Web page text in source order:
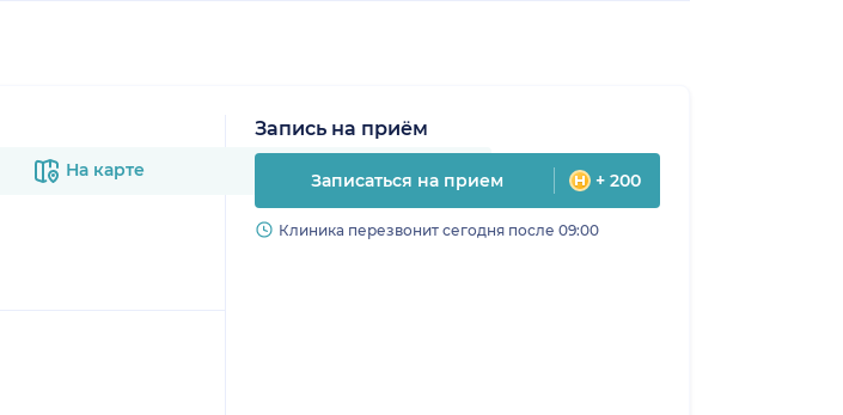
На карте
Запись на приём
Записаться на прием + 200
Клиника перезвонит сегодня после 09:00